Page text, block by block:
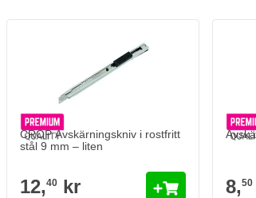
CROP Avskärningskniv i rostfritt
stål 9 mm – liten
12,40 kr 8,50